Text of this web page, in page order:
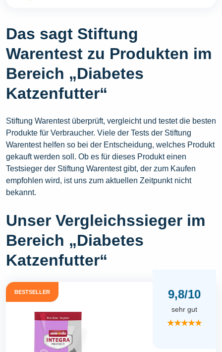
Das sagt Stiftung
Warentest zu Produkten im
Bereich „Diabetes
Katzenfutter“
Stiftung Warentest überprüft, vergleicht und testet die besten
Produkte für Verbraucher. Viele der Tests der Stiftung
Warentest helfen so bei der Entscheidung, welches Produkt
gekauft werden soll. Ob es für dieses Produkt einen
Testsieger der Stiftung Warentest gibt, der zum Kaufen
empfohlen wird, ist uns zum aktuellen Zeitpunkt nicht
bekannt.
Unser Vergleichssieger im
Bereich „Diabetes
Katzenfutter“
BESTSELLER 9,8/10
sehr gut
★★★★★